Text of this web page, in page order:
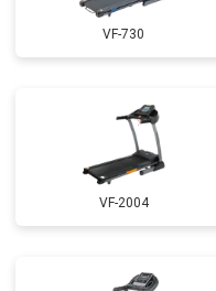
VF-730
VF-2004